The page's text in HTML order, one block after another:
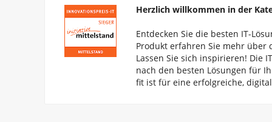
Herzlich willkommen in der
Entdecken Sie die besten IT-
Produkt erfahren Sie mehr über
Lassen Sie sich inspirieren! Die
nach den besten Lösungen für
fit ist für eine erfolgreiche,